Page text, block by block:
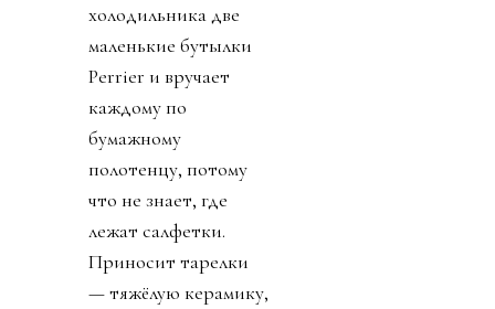
холодильника две
маленькие бутылки
Perrier и вручает
каждому по
бумажному
полотенцу, потому
что не знает, где
лежат салфетки.
Приносит тарелки
— тяжёлую керамику,